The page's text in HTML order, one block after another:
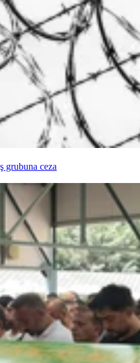
grubuna ceza